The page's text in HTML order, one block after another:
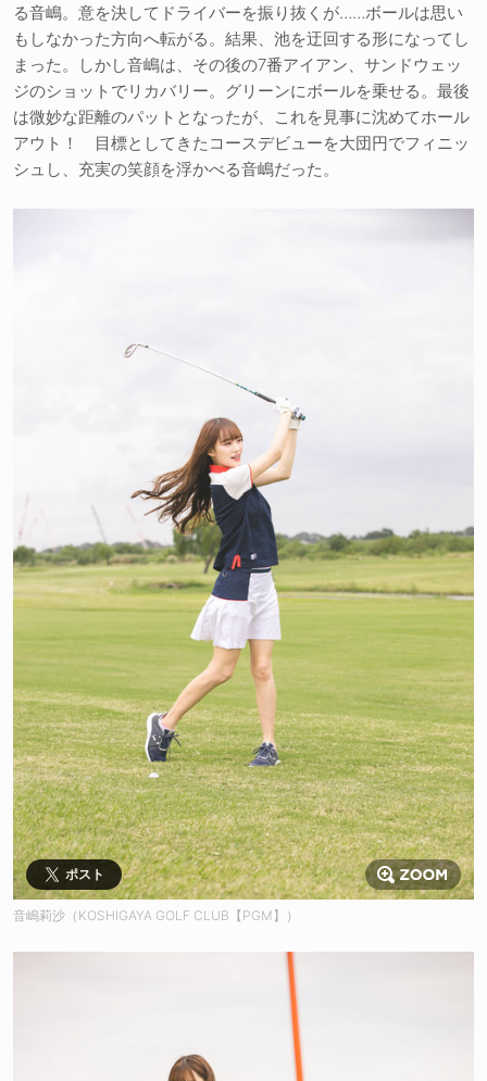
る音嶋。意を決してドライバーを振り抜くが……ボールは思い
もしなかった方向へ転がる。結果、池を迂回する形になってし
まった。しかし音嶋は、その後の7番アイアン、サンドウェッ
ジのショットでリカバリー。グリーンにボールを乗せる。最後
は微妙な距離のパットとなったが、これを見事に沈めてホール
アウト！ 目標としてきたコースデビューを大団円でフィニッ
シュし、充実の笑顔を浮かべる音嶋だった。
ポスト
音嶋莉沙（KOSHIGAYA GOLF CLUB【PGM】）